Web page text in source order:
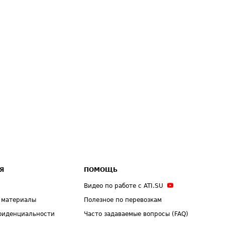
ПОМОЩЬ
Видео по работе с ATI.SU
Полезное по перевозкам
Часто задаваемые вопросы (FAQ)